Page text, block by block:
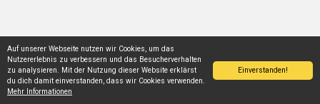
Einverstanden!
Auf unserer Webseite nutzen wir Cookies, um das
Nutzererlebnis zu verbessern und das Besucherverhalten
zu analysieren. Mit der Nutzung dieser Website erklärst
du dich damit einverstanden, dass wir Cookies verwenden.
Mehr Informationen